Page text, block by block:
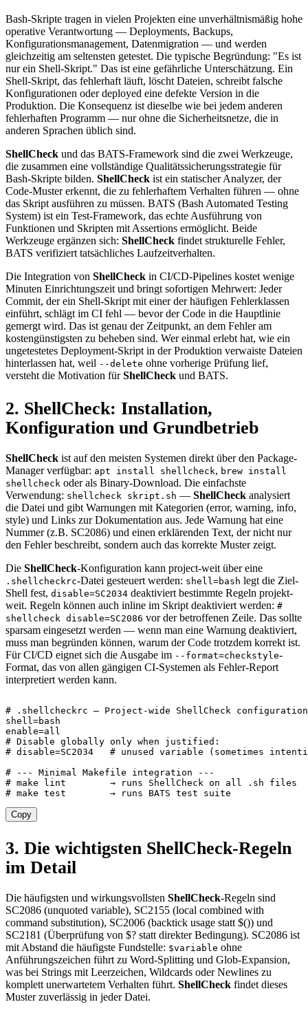
Bash-Skripte tragen in vielen Projekten eine unverhältnismäßig hohe
operative Verantwortung — Deployments, Backups,
Konfigurationsmanagement, Datenmigration — und werden
gleichzeitig am seltensten getestet. Die typische Begründung: "Es ist
nur ein Shell-Skript." Das ist eine gefährliche Unterschätzung. Ein
Shell-Skript, das fehlerhaft läuft, löscht Dateien, schreibt falsche
Konfigurationen oder deployed eine defekte Version in die
Produktion. Die Konsequenz ist dieselbe wie bei jedem anderen
fehlerhaften Programm — nur ohne die Sicherheitsnetze, die in
anderen Sprachen üblich sind.
ShellCheck und das BATS-Framework sind die zwei Werkzeuge,
die zusammen eine vollständige Qualitätssicherungsstrategie für
Bash-Skripte bilden. ShellCheck ist ein statischer Analyzer, der
Code-Muster erkennt, die zu fehlerhaftem Verhalten führen — ohne
das Skript ausführen zu müssen. BATS (Bash Automated Testing
System) ist ein Test-Framework, das echte Ausführung von
Funktionen und Skripten mit Assertions ermöglicht. Beide
Werkzeuge ergänzen sich: ShellCheck findet strukturelle Fehler,
BATS verifiziert tatsächliches Laufzeitverhalten.
Die Integration von ShellCheck in CI/CD-Pipelines kostet wenige
Minuten Einrichtungszeit und bringt sofortigen Mehrwert: Jeder
Commit, der ein Shell-Skript mit einer der häufigen Fehlerklassen
einführt, schlägt im CI fehl — bevor der Code in die Hauptlinie
gemergt wird. Das ist genau der Zeitpunkt, an dem Fehler am
kostengünstigsten zu beheben sind. Wer einmal erlebt hat, wie ein
ungetestetes Deployment-Skript in der Produktion verwaiste Dateien
hinterlassen hat, weil --delete ohne vorherige Prüfung lief,
versteht die Motivation fürShellCheck und BATS.
2. ShellCheck: Installation,
Konfiguration und Grundbetrieb
ShellCheck ist auf den meisten Systemen direkt über den Package-
Manager verfügbar: apt install shellcheck, brew install
shellcheck oder als Binary-Download. Die einfachste
Verwendung: shellcheck skript.sh — ShellCheck analysiert
die Datei und gibt Warnungen mit Kategorien (error, warning, info,
style) und Links zur Dokumentation aus. Jede Warnung hat eine
Nummer (z.B. SC2086) und einen erklärenden Text, der nicht nur
den Fehler beschreibt, sondern auch das korrekte Muster zeigt.
Die ShellCheck-Konfiguration kann project-weit über eine
.shellcheckrc-Datei gesteuert werden: shell=bash legt die Ziel-
Shell fest, disable=SC2034 deaktiviert bestimmte Regeln projekt-
weit. Regeln können auch inline im Skript deaktiviert werden: #
shellcheck disable=SC2086 vor der betroffenen Zeile. Das sollte
sparsam eingesetzt werden — wenn man eine Warnung deaktiviert,
muss man begründen können, warum der Code trotzdem korrekt ist.
Für CI/CD eignet sich die Ausgabe im --format=checkstyle-
Format, das von allen gängigen CI-Systemen als Fehler-Report
interpretiert werden kann.
# .shellcheckrc — Project-wide ShellCheck configuration
shell =
enable=
# Disable globally only when justified:
# disable=SC2034   # unused variable (sometimes
# --- Minimal Makefile integration ---
# make lint        → runs ShellCheck on all .sh files
# make test        → runs BATS test suite
Copy
3. Die wichtigsten ShellCheck-Regeln
im Detail
Die häufigsten und wirkungsvollsten ShellCheck-Regeln sind
SC2086 (unquoted variable), SC2155 (local combined with
command substitution), SC2006 (backtick usage statt $()) und
SC2181 (Überprüfung von $? statt direkter Bedingung). SC2086 ist
mit Abstand die häufigste Fundstelle: $variable ohne
Anführungszeichen führt zu Word-Splitting und Glob-Expansion,
was bei Strings mit Leerzeichen, Wildcards oder Newlines zu
komplett unerwartetem Verhalten führt. ShellCheck findet dieses
Muster zuverlässig in jeder Datei.